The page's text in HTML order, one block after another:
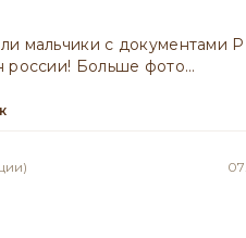
мальчики с документами
россии! Больше фото…